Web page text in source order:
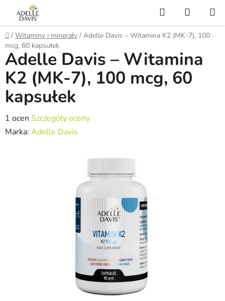
treści
Szukaj
Home
/ Witaminy i minerały / Adelle Davis – Witamina K2 (MK-7), 100
mcg, 60 kapsułek
Adelle Davis – Witamina
K2 (MK-7), 100 mcg, 60
kapsułek
Średnia
ocena
1 ocen Szczegóły oceny
Marka: Adelle Davis